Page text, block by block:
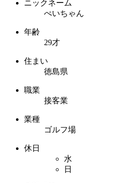
ニックネーム
ぺいちゃん
年齢
29才
住まい
徳島県
職業
接客業
業種
ゴルフ場
休日
水
日